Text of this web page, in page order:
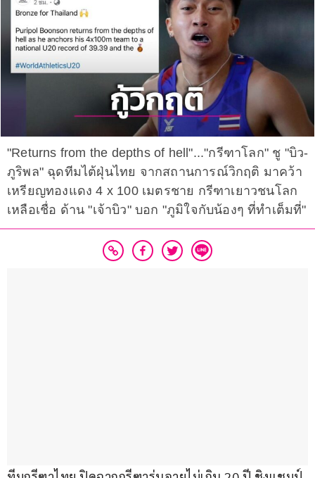
"Returns from the depths of hell"..."กรีฑาโลก" ชู "บิว-
ภูริพล" ฉุดทีมไต้ฝุ่นไทย จากสถานการณ์วิกฤติ มาคว้า
เหรียญทองแดง 4 x 100 เมตรชาย กรีฑาเยาวชนโลก
เหลือเชื่อ ด้าน "เจ้าบิว" บอก "ภูมิใจกับน้องๆ ที่ทำเต็มที่"